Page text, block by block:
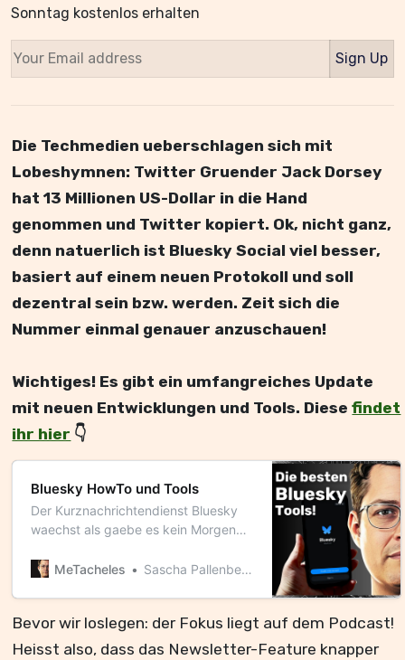
Sonntag kostenlos erhalten
Sign Up
Die Techmedien ueberschlagen sich mit
Lobeshymnen: Twitter Gruender Jack Dorsey
hat 13 Millionen US-Dollar in die Hand
genommen und Twitter kopiert. Ok, nicht ganz,
denn natuerlich ist Bluesky Social viel besser,
basiert auf einem neuen Protokoll und soll
dezentral sein bzw. werden. Zeit sich die
Nummer einmal genauer anzuschauen!
Wichtiges! Es gibt ein umfangreiches Update
mit neuen Entwicklungen und Tools. Diesefindet
ihr hier 👇
Bluesky HowTo und Tools
Der Kurznachrichtendienst Bluesky
waechst als gaebe es kein Morgen
auf die Plattform, deren
Einstieg erleichtern. 💡Aktuelle
Ausgaben werden u.a. auch in
MeTacheles Sascha Pallenberg
Bevor wir loslegen: der Fokus liegt auf dem Podcast!
Heisst also, dass das Newsletter-Feature knapper